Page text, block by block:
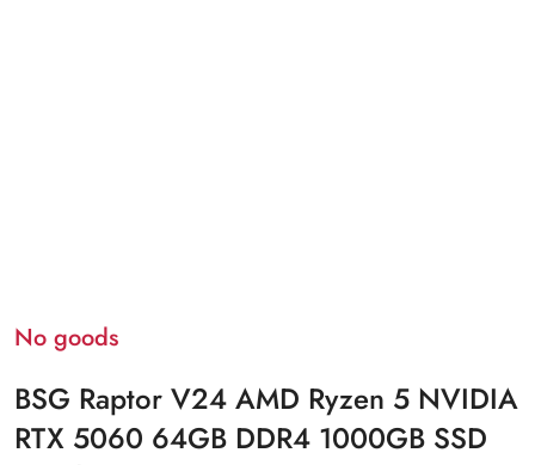
No goods
BSG Raptor V24 AMD Ryzen 5 NVIDIA
RTX 5060 64GB DDR4 1000GB SSD